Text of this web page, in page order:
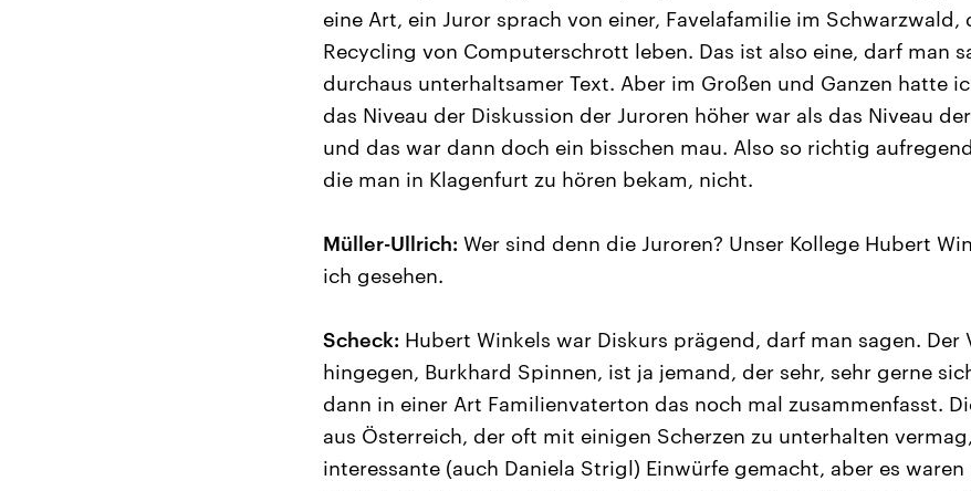
eine Art, ein Juror sprach von einer, Favelafamilie im Schwarzwald,
Recycling von Computerschrott leben. Das ist also eine, darf man
durchaus unterhaltsamer Text. Aber im Großen und Ganzen hatte
das Niveau der Diskussion der Juroren höher war als das Niveau
und das war dann doch ein bisschen mau. Also so richtig
die man in Klagenfurt zu hören bekam, nicht.
Müller-Ullrich: Wer sind denn die Juroren? Unser Kollege Hubert
ich gesehen.
Scheck: Hubert Winkels war Diskurs prägend, darf man sagen. Der
hingegen, Burkhard Spinnen, ist ja jemand, der sehr, sehr gerne
dann in einer Art Familienvaterton das noch mal zusammenfasst.
aus Österreich, der oft mit einigen Scherzen zu unterhalten
interessante (auch Daniela Strigl) Einwürfe gemacht, aber es